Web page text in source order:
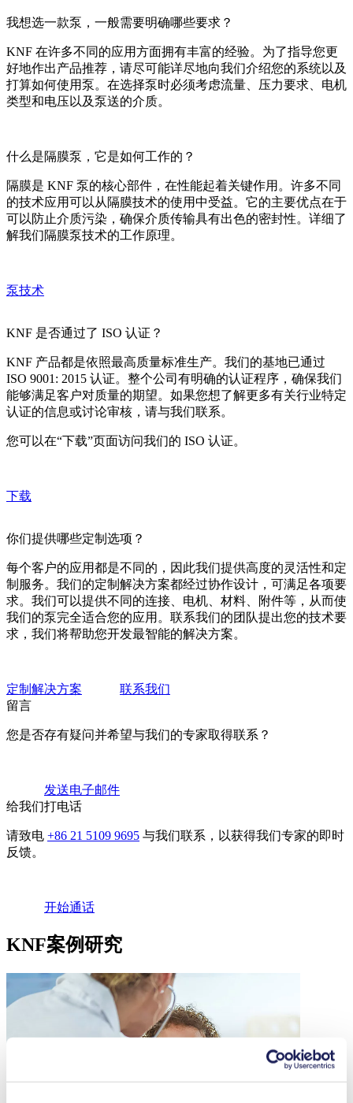
我想选一款泵，一般需要明确哪些要求？
KNF 在许多不同的应用方面拥有丰富的经验。为了指导您更
好地作出产品推荐，请尽可能详尽地向我们介绍您的系统以及
打算如何使用泵。在选择泵时必须考虑流量、压力要求、电机
类型和电压以及泵送的介质。
什么是隔膜泵，它是如何工作的？
隔膜是 KNF 泵的核心部件，在性能起着关键作用。许多不同
的技术应用可以从隔膜技术的使用中受益。它的主要优点在于
可以防止介质污染，确保介质传输具有出色的密封性。详细了
解我们隔膜泵技术的工作原理。
泵技术
KNF 是否通过了 ISO 认证？
KNF 产品都是依照最高质量标准生产。我们的基地已通过
ISO 9001: 2015 认证。整个公司有明确的认证程序，确保我们
能够满足客户对质量的期望。如果您想了解更多有关行业特定
认证的信息或讨论审核，请与我们联系。
您可以在“下载”页面访问我们的 ISO 认证。
下载
你们提供哪些定制选项？
每个客户的应用都是不同的，因此我们提供高度的灵活性和定
制服务。我们的定制解决方案都经过协作设计，可满足各项要
求。我们可以提供不同的连接、电机、材料、附件等，从而使
我们的泵完全适合您的应用。联系我们的团队提出您的技术要
求，我们将帮助您开发最智能的解决方案。
定制解决方案
联系我们
留言
您是否存有疑问并希望与我们的专家取得联系？
发送电子邮件
给我们打电话
请致电 +86 21 5109 9695 与我们联系，以获得我们专家的即时
反馈。
开始通话
KNF案例研究